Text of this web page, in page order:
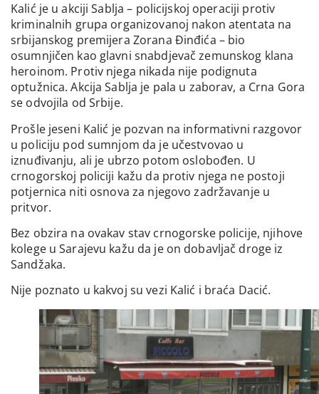
Kalić je u akciji Sablja – policijskoj operaciji protiv
kriminalnih grupa organizovanoj nakon atentata na
srbijanskog premijera Zorana Đinđića – bio
osumnjičen kao glavni snabdjevač zemunskog klana
heroinom. Protiv njega nikada nije podignuta
optužnica. Akcija Sablja je pala u zaborav, a Crna Gora
se odvojila od Srbije.
Prošle jeseni Kalić je pozvan na informativni razgovor
u policiju pod sumnjom da je učestvovao u
iznuđivanju, ali je ubrzo potom oslobođen. U
crnogorskoj policiji kažu da protiv njega ne postoji
potjernica niti osnova za njegovo zadržavanje u
pritvor.
Bez obzira na ovakav stav crnogorske policije, njihove
kolege u Sarajevu kažu da je on dobavljač droge iz
Sandžaka.
Nije poznato u kakvoj su vezi Kalić i braća Dacić.